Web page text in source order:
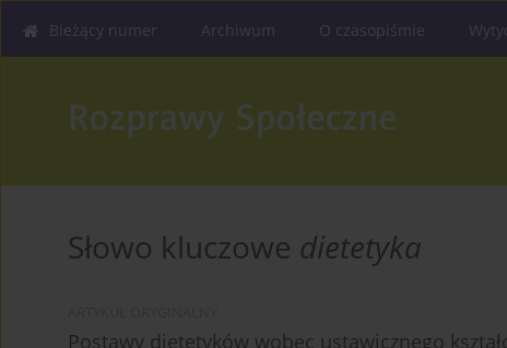
Bieżący numer Archiwum O czasopiśmie
Słowo kluczowe dietetyka
Postawy dietetyków wobec ustawicznego